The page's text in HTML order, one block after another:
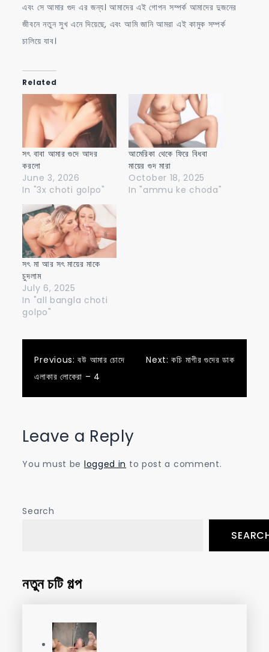
এবং সে আমার গুদ এর জন্য। আমাদের এই গোপন সম্পর্ক আমাদের দুজনের
জীবনে নতুন সুখ এনে দিয়েছে, এবং আমি জানি আমরা এই কামুক সম্পর্ক
চালিয়ে যাব।
Related
সৎ বাবা আমার গুদে আদর
করলো
June 3, 2026
In "3x choti golpo"
আমেরিকা থেকে ফিরে বিধবা
মায়ের গুদ মারা
October 18, 2025
In "ammu ke choda"
সৎ মা আর সৎ মায়ের মাকে
চুদলাম
July 6, 2025
In "all bangla choti
golpo"
Post
navigation
Previous: বউ আমার চোদে
এলাকার লোকেরা – 4
Next: কচি মাগীর গুদের ডাক
Leave a Reply
You must be logged in to post a comment.
Search
নতুন চটি গল্প